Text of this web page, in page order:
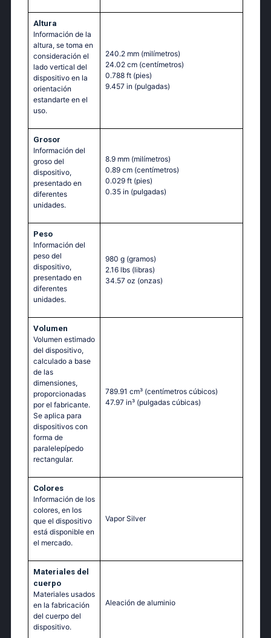
Altura
Información de la
altura, se toma en
consideración el
lado vertical del
dispositivo en la
orientación
estandarte en el
uso.
240.2 mm (milímetros)
24.02 cm (centímetros)
0.788 ft (pies)
9.457 in (pulgadas)
Grosor
Información del
groso del
dispositivo,
presentado en
diferentes
unidades.
8.9 mm (milímetros)
0.89 cm (centímetros)
0.029 ft (pies)
0.35 in (pulgadas)
Peso
Información del
peso del
dispositivo,
presentado en
diferentes
unidades.
980 g (gramos)
2.16 lbs (libras)
34.57 oz (onzas)
Volumen
Volumen estimado
del dispositivo,
calculado a base
de las
dimensiones,
proporcionadas
por el fabricante.
Se aplica para
dispositivos con
forma de
paralelepípedo
rectangular.
789.91 cm³ (centímetros cúbicos)
47.97 in³ (pulgadas cúbicas)
Colores
Información de los
colores, en los
que el dispositivo
está disponible en
el mercado.
Vapor Silver
Materiales del
cuerpo
Materiales usados
en la fabricación
del cuerpo del
dispositivo.
Aleación de aluminio